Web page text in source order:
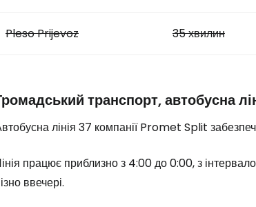
Pleso Prijevoz 35 хвилин
транспорт, автобусна
лінія 37 компанії Promet Split
працює приблизно з 4:00 до 0:00, з
ввечері.